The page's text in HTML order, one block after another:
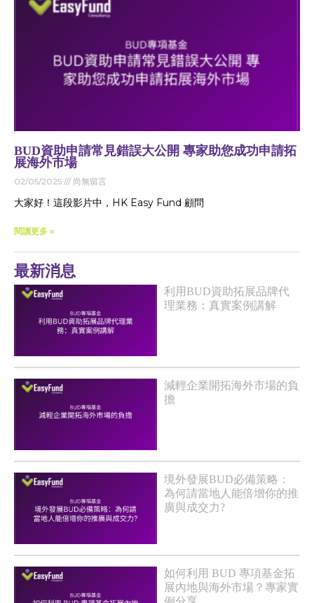
BUD資助申請常見錯誤大公開 專家助您成功申請拓
展海外市場
02/05/2025 尚無留言
大家好！這段影片中，HK Easy Fund 顧問
閱讀更多 »
最新消息
利用BUD資助拓展品牌代
理業務：真實案例講解
減輕企業開拓海外市場的負
擔
境外發展BUD必備策略：
為何請當地人能倍增你的推
廣與成交力?
如何利用 BUD 專項基金拓
展內地與海外市場？專家實